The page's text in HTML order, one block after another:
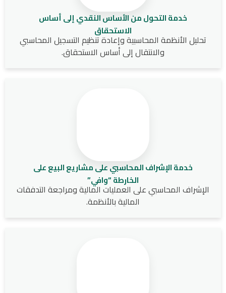
خدمة التحول من الأساس النقدي إلى أساس
الاستحقاق
تحليل الأنظمة المحاسبية وإعادة تنظيم التسجيل المحاسبي
والانتقال إلى أساس الاستحقاق.
خدمة الإشراف المحاسبي على مشاريع البيع على
الخارطة “وافي”
الإشراف المحاسبي على العمليات المالية ومراجعة التدفقات
المالية بالأنظمة.